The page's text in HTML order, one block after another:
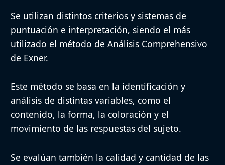
Se utilizan distintos criterios y sistemas de
puntuación e interpretación, siendo el más
utilizado el método de Análisis Comprehensivo
de Exner.
Este método se basa en la identificación y
análisis de distintas variables, como el
contenido, la forma, la coloración y el
movimiento de las respuestas del sujeto.
Se evalúan también la calidad y cantidad de las